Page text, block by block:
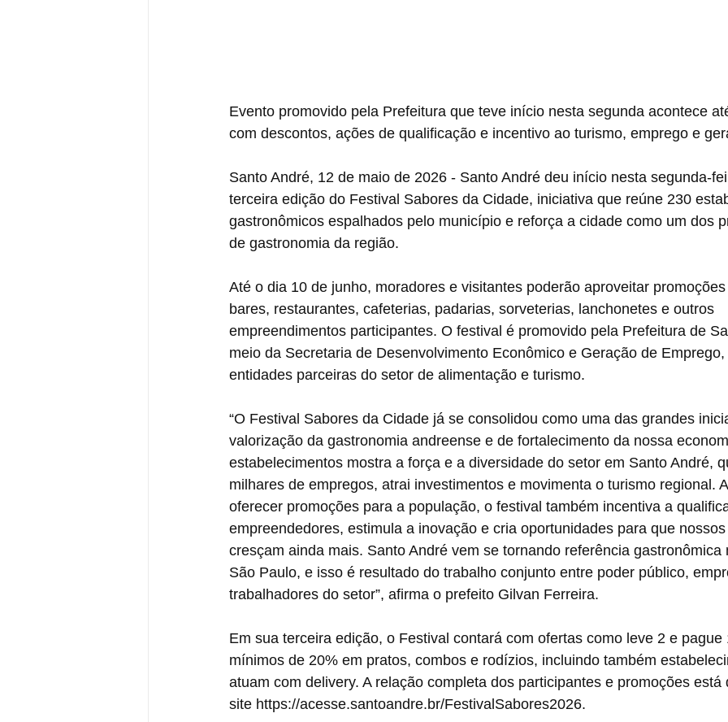
Evento promovido pela Prefeitura que teve início nesta segunda acontece
com descontos, ações de qualificação e incentivo ao turismo, emprego e
Santo André, 12 de maio de 2026 - Santo André deu início nesta segunda-
terceira edição do Festival Sabores da Cidade, iniciativa que reúne 230
gastronômicos espalhados pelo município e reforça a cidade como um dos
de gastronomia da região.
Até o dia 10 de junho, moradores e visitantes poderão aproveitar
bares, restaurantes, cafeterias, padarias, sorveterias, lanchonetes e outros
empreendimentos participantes. O festival é promovido pela Prefeitura de
meio da Secretaria de Desenvolvimento Econômico e Geração de
entidades parceiras do setor de alimentação e turismo.
“O Festival Sabores da Cidade já se consolidou como uma das grandes
valorização da gastronomia andreense e de fortalecimento da nossa
estabelecimentos mostra a força e a diversidade do setor em Santo André,
milhares de empregos, atrai investimentos e movimenta o turismo regional.
oferecer promoções para a população, o festival também incentiva a
empreendedores, estimula a inovação e cria oportunidades para que
cresçam ainda mais. Santo André vem se tornando referência gastronômica
São Paulo, e isso é resultado do trabalho conjunto entre poder público,
trabalhadores do setor”, afirma o prefeito Gilvan Ferreira.
Em sua terceira edição, o Festival contará com ofertas como leve 2 e pague
mínimos de 20% em pratos, combos e rodízios, incluindo também
atuam com delivery. A relação completa dos participantes e promoções está
site https://acesse.santoandre.br/FestivalSabores2026.